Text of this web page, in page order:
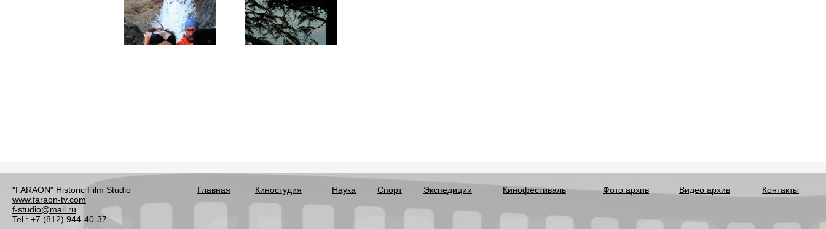
"FARAON" Historic Film Studio
www.faraon-tv.com
f-studio@mail.ru
Tel.: +7 (812) 944-40-37
Главная Киностудия Наука Спорт Экспедиции Кинофестиваль Фото архив Видео архив Контакты